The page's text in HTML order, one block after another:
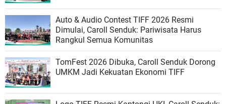
Auto & Audio Contest TIFF 2026 Resmi
Dimulai, Caroll Senduk: Pariwisata Harus
Rangkul Semua Komunitas
TomFest 2026 Dibuka, Caroll Senduk Dorong
UMKM Jadi Kekuatan Ekonomi TIFF